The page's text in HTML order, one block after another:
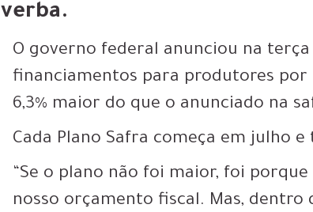
verba.
O governo federal anunciou na
financiamentos para produtores por
6,3% maior do que o anunciado na
Cada Plano Safra começa em julho
“Se o plano não foi maior, foi
nosso orçamento fiscal. Mas, dentro